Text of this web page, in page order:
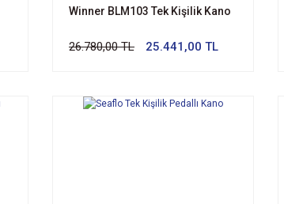
Winner BLM103 Tek Kişilik Kano
26.780,00 TL 25.441,00 TL